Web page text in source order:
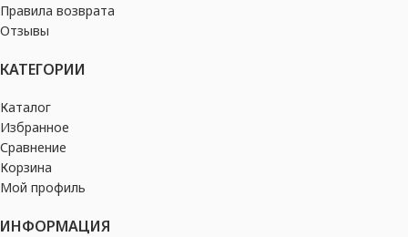
Правила возврата
Отзывы
КАТЕГОРИИ
Каталог
Избранное
Сравнение
Корзина
Мой профиль
ИНФОРМАЦИЯ